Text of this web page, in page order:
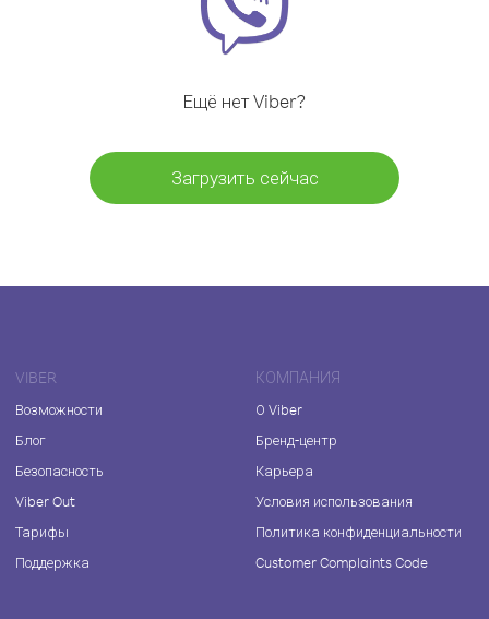
Ещё нет Viber?
Загрузить сейчас
VIBER
Возможности
Блог
Безопасность
Viber Out
Тарифы
Поддержка
КОМПАНИЯ
О Viber
Бренд-центр
Карьера
Условия использования
Политика конфиденциальности
Customer Complaints Code